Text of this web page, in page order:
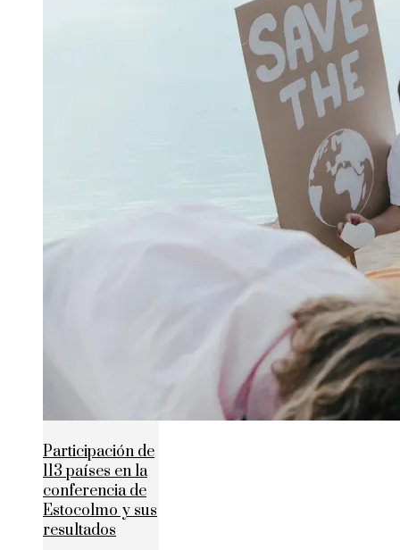
Participación de
113 países en la
conferencia de
Estocolmo y sus
resultados